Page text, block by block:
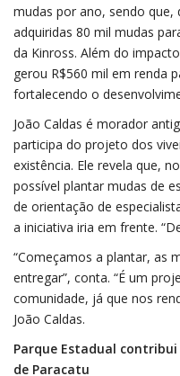
mudas por ano, sendo
adquiridas 80 mil mudas
da Kinross. Além do
gerou R$560 mil em renda
fortalecendo o
João Caldas é morador
participa do projeto dos
existência. Ele revela que,
possível plantar mudas de
de orientação de
a iniciativa iria em frente.
“Começamos a plantar, as
entregar”, conta. “É um
comunidade, já que nos
João Caldas.
Parque Estadual
de Paracatu